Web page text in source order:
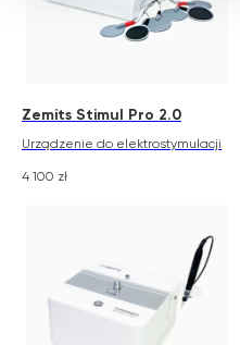
Zemits Stimul Pro 2.0
Urządzenie do elektrostymulacji
4 100 zł